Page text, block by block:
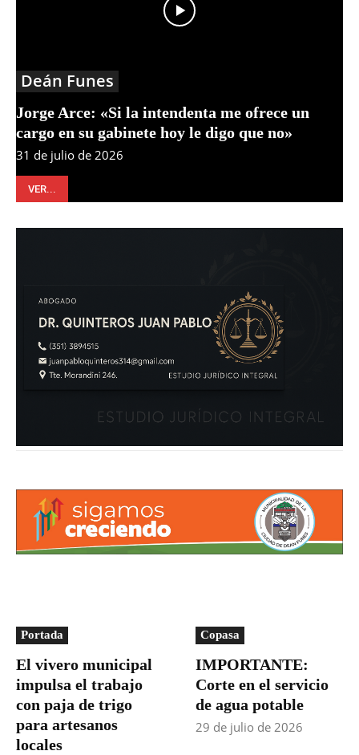
Deán Funes
Jorge Arce: «Si la intendenta me ofrece un
cargo en su gabinete hoy le digo que no»
31 de julio de 2026
VER...
Portada
El vivero municipal
impulsa el trabajo
con paja de trigo
para artesanos
locales
Copasa
IMPORTANTE:
Corte en el servicio
de agua potable
29 de julio de 2026